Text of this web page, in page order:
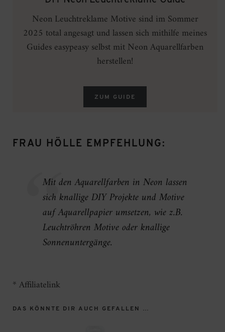
Neon Leuchtreklame Motive sind im Sommer
2025 total angesagt und lassen sich mithilfe meines
Guides easypeasy selbst mit Neon Aquarellfarben
herstellen!
ZUM GUIDE
FRAU HÖLLE EMPFEHLUNG:
Mit den Aquarellfarben in Neon lassen
sich knallige DIY Projekte und Motive
auf Aquarellpapier umsetzen, wie z.B.
Leuchtröhren Motive oder knallige
Sonnenuntergänge.
* Affiliatelink
DAS KÖNNTE DIR AUCH GEFALLEN …